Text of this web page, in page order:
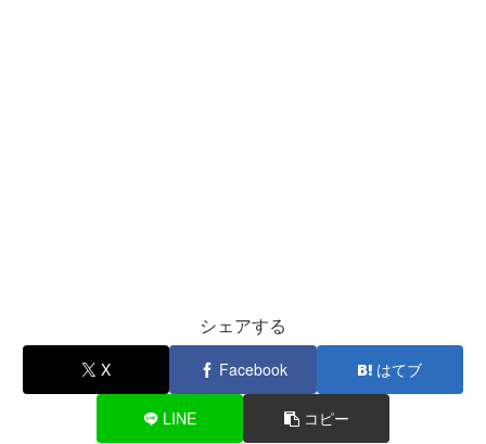
シェアする
X Facebook はてブ
LINE コピー